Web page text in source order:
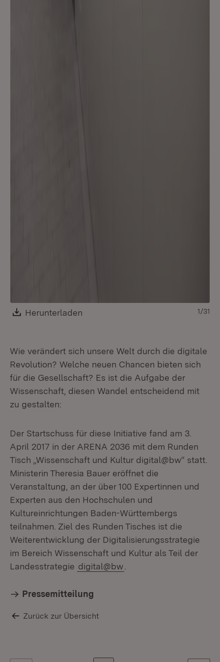
Download:
Herunterladen 1/31
Wie verändert sich unsere Welt durch die digitale
Revolution? Welche neuen Chancen bieten sich
für die Gesellschaft? Es ist die Aufgabe der
Wissenschaft, diesen Wandel entscheidend mit
zu gestalten:
Der Startschuss für diese Initiative fand am 3.
April 2017 in der ARENA 2036 mit dem Runden
Tisch „Wissenschaft und Kultur digital@bw“ statt.
Ministerin Theresia Bauer eröffnet die
Veranstaltung, an der über 100 Expertinnen und
Experten aus den Hochschulen und
Kultureinrichtungen Baden-Württembergs
teilnahmen. Ziel des Runden Tisches ist die
Weiterentwicklung der Digitalisierungsstrategie
im Bereich Wissenschaft und Kultur als Teil der
Landesstrategie digital@bw
Pressemitteilung
Zurück zur Übersicht